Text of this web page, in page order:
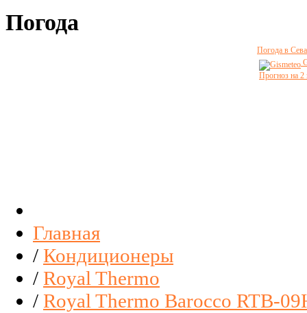
Погода
Погода в
Прогноз на 2
Главная
/ Кондиционеры
/ Royal Thermo
/ Royal Thermo Barocco RTB-